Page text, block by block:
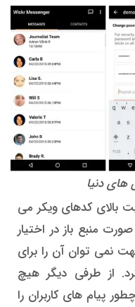
های دنیا
بالای کدهای ویکر می
منبع باز در اختیار
نمی توان آن را برای
از طرفی دیگر هیچ
پیام های کاربران را